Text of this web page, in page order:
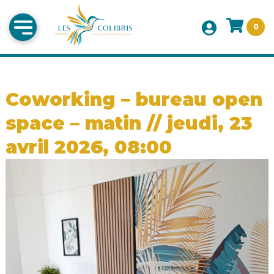
0
Coworking – bureau open
space – matin // jeudi, 23
avril 2026, 08:00